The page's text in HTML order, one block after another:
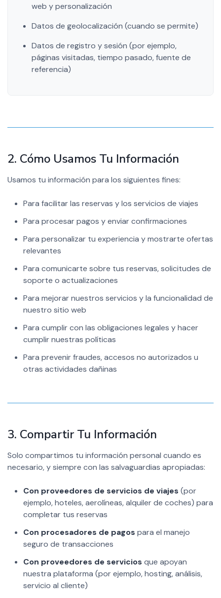
web y personalización
Datos de geolocalización (cuando se permite)
Datos de registro y sesión (por ejemplo,
páginas visitadas, tiempo pasado, fuente de
referencia)
2. Cómo Usamos Tu Información
Usamos tu información para los siguientes fines:
Para facilitar las reservas y los servicios de viajes
Para procesar pagos y enviar confirmaciones
Para personalizar tu experiencia y mostrarte ofertas
relevantes
Para comunicarte sobre tus reservas, solicitudes de
soporte o actualizaciones
Para mejorar nuestros servicios y la funcionalidad de
nuestro sitio web
Para cumplir con las obligaciones legales y hacer
cumplir nuestras políticas
Para prevenir fraudes, accesos no autorizados u
otras actividades dañinas
3. Compartir Tu Información
Solo compartimos tu información personal cuando es
necesario, y siempre con las salvaguardias apropiadas:
Con proveedores de servicios de viajes (por
ejemplo, hoteles, aerolíneas, alquiler de coches) para
completar tus reservas
Con procesadores de pagos para el manejo
seguro de transacciones
Con proveedores de servicios que apoyan
nuestra plataforma (por ejemplo, hosting, análisis,
servicio al cliente)